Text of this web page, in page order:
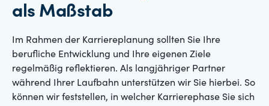
als Maßstab
Im Rahmen der Karriereplanung sollten Sie Ihre
berufliche Entwicklung und Ihre eigenen Ziele
regelmäßig reflektieren. Als langjähriger Partner
während Ihrer Laufbahn unterstützen wir Sie hierbei. So
können wir feststellen, in welcher Karrierephase Sie sich